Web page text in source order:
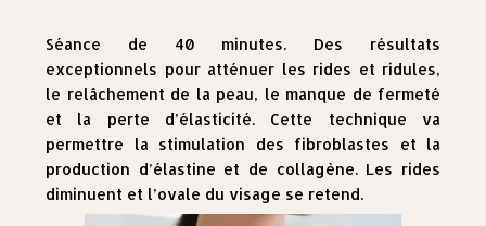
Séance de 40 minutes. Des résultats
exceptionnels pour atténuer les rides et ridules,
le relâchement de la peau, le manque de fermeté
et la perte d’élasticité. Cette technique va
permettre la stimulation des fibroblastes et la
production d’élastine et de collagène. Les rides
diminuent et l’ovale du visage se retend.